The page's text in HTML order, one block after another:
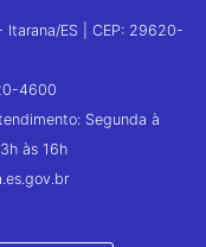
Itarana/ES | CEP: 29620-
4600
Segunda à
às 16h